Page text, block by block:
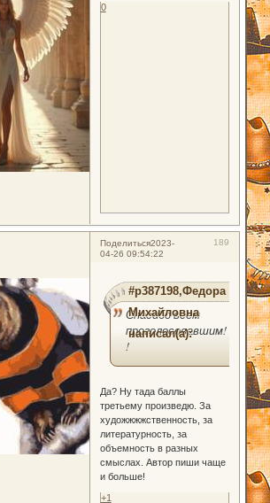
0
Поделиться 189
2023-
04-26 09:54:22
#p387198,Федора
Михайловна
написал(а):
Спасибо всем
проголосовавшим!
!
Да? Ну тада баллы
третьему произведю. За
художжжжственность, за
литературность, за
объемность в разных
смыслах. Автор пиши чаще
и больше!
+1